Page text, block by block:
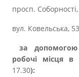
просп.
вул. Ковельська,
за
робочі місця в
17.30):